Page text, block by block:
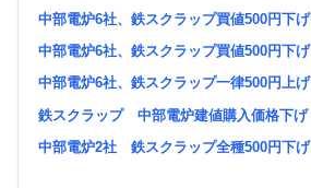
中部電炉6社、鉄スクラップ買値500円下げ
中部電炉6社、鉄スクラップ買値500円下げ
中部電炉6社、鉄スクラップ一律500円上げ
鉄スクラップ 中部電炉建値購入価格下げ
中部電炉2社 鉄スクラップ全種500円下げ